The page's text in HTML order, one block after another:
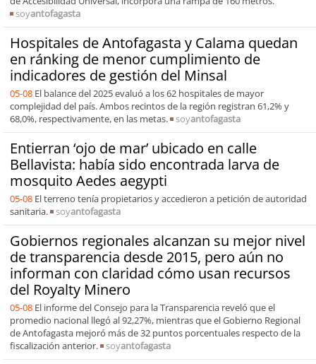
soyantofagasta
Hospitales de Antofagasta y Calama quedan
en ránking de menor cumplimiento de
indicadores de gestión del Minsal
05-08 El balance del 2025 evaluó a los 62 hospitales de mayor
complejidad del país. Ambos recintos de la región registran 61,2% y
68,0%, respectivamente, en las metas.
soyantofagasta
Entierran ‘ojo de mar’ ubicado en calle
Bellavista: había sido encontrada larva de
mosquito Aedes aegypti
05-08 El terreno tenía propietarios y accedieron a petición de autoridad
sanitaria.
soyantofagasta
Gobiernos regionales alcanzan su mejor nivel
de transparencia desde 2015, pero aún no
informan con claridad cómo usan recursos
del Royalty Minero
05-08 El informe del Consejo para la Transparencia reveló que el
promedio nacional llegó al 92,27%, mientras que el Gobierno Regional
de Antofagasta mejoró más de 32 puntos porcentuales respecto de la
fiscalización anterior.
soyantofagasta